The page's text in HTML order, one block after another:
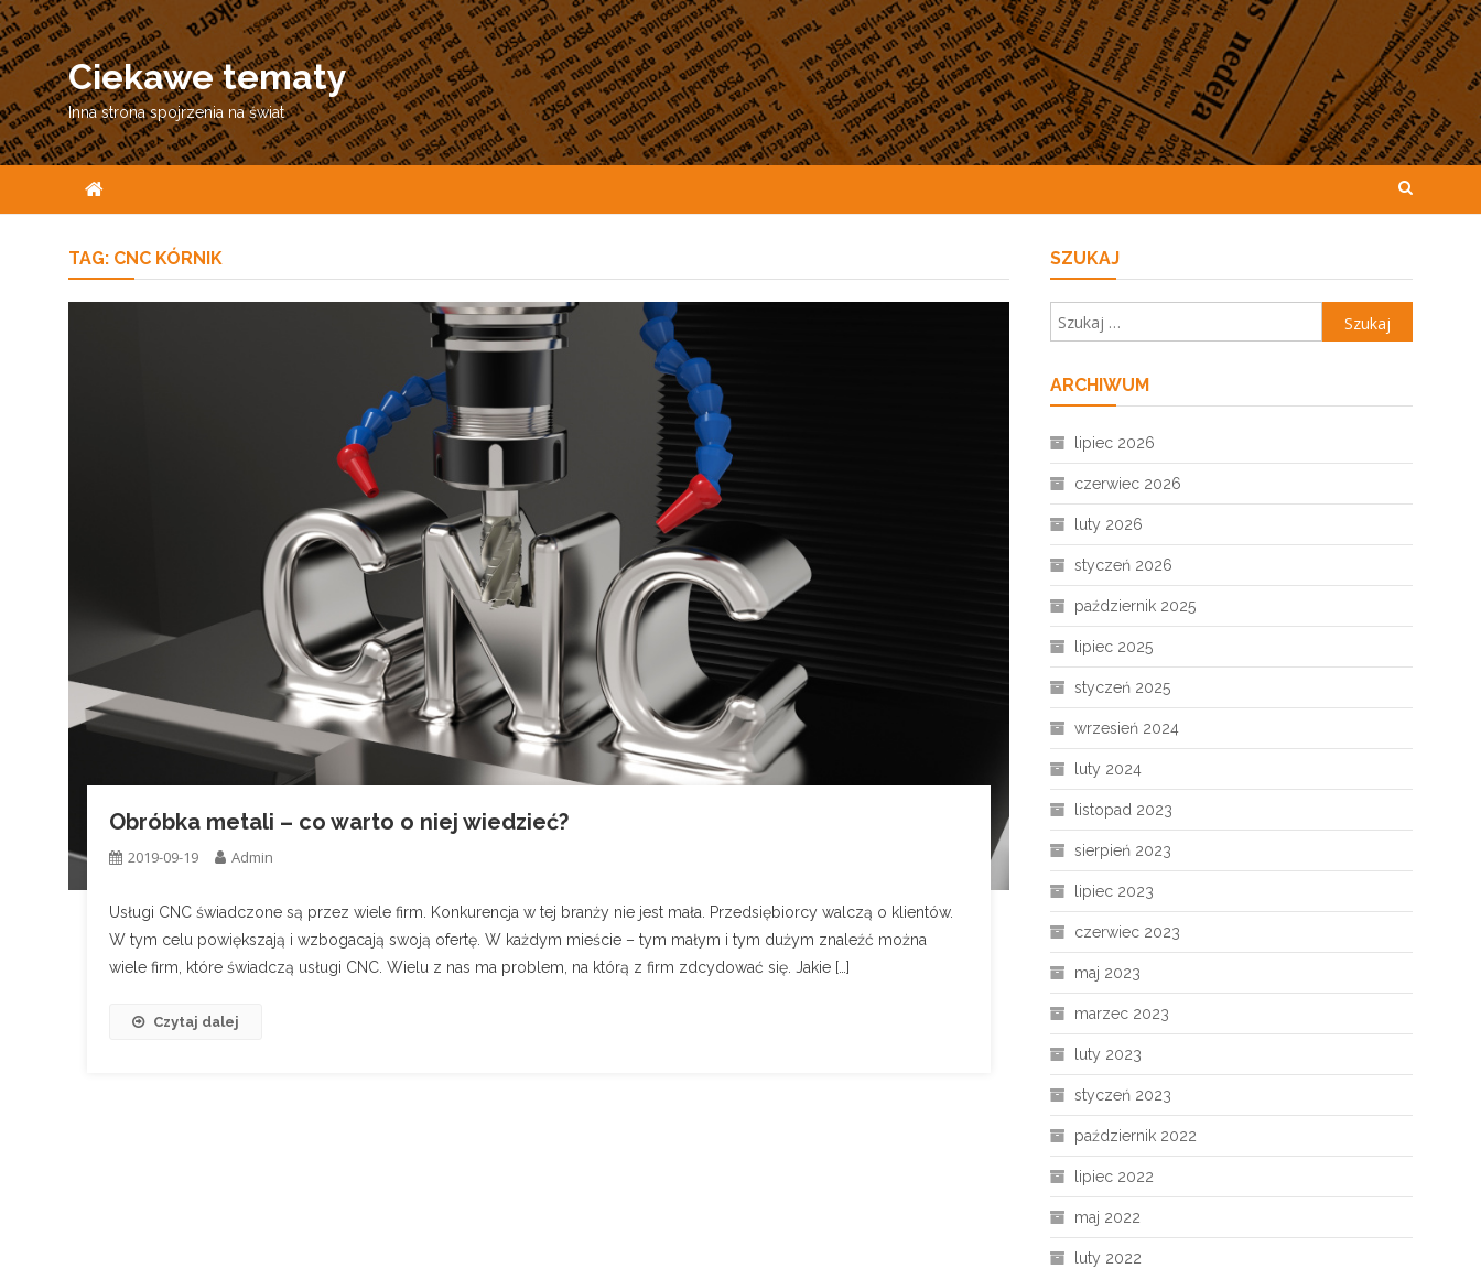
Skip
to
content
Ciekawe tematy
Inna strona spojrzenia na świat
TAG: CNC KÓRNIK
Obróbka metali – co warto o niej wiedzieć?
2019-09-19 Admin
Usługi CNC świadczone są przez wiele firm. Konkurencja w tej branży nie jest mała. Przedsiębiorcy walczą o klientów.
W tym celu powiększają i wzbogacają swoją ofertę. W każdym mieście – tym małym i tym dużym znaleźć można
wiele firm, które świadczą usługi CNC. Wielu z nas ma problem, na którą z firm zdcydować się. Jakie […]
Czytaj dalej
SZUKAJ
ARCHIWUM
lipiec 2026
czerwiec 2026
luty 2026
styczeń 2026
październik 2025
lipiec 2025
styczeń 2025
wrzesień 2024
luty 2024
listopad 2023
sierpień 2023
lipiec 2023
czerwiec 2023
maj 2023
marzec 2023
luty 2023
styczeń 2023
październik 2022
lipiec 2022
maj 2022
luty 2022